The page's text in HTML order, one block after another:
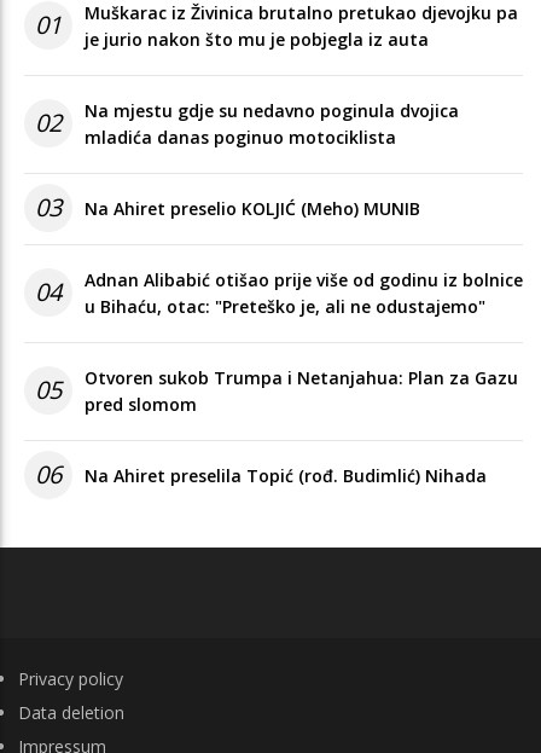
01
Muškarac iz Živinica brutalno pretukao djevojku pa
je jurio nakon što mu je pobjegla iz auta
02
Na mjestu gdje su nedavno poginula dvojica
mladića danas poginuo motociklista
03 Na Ahiret preselio KOLJIĆ (Meho) MUNIB
04
Adnan Alibabić otišao prije više od godinu iz bolnice
u Bihaću, otac: "Preteško je, ali ne odustajemo"
05
Otvoren sukob Trumpa i Netanjahua: Plan za Gazu
pred slomom
06 Na Ahiret preselila Topić (rođ. Budimlić) Nihada
FOOTER
Privacy policy
Data deletion
Impressum